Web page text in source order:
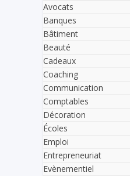
Avocats
Banques
Bâtiment
Beauté
Cadeaux
Coaching
Communication
Comptables
Décoration
Écoles
Emploi
Entrepreneuriat
Evènementiel